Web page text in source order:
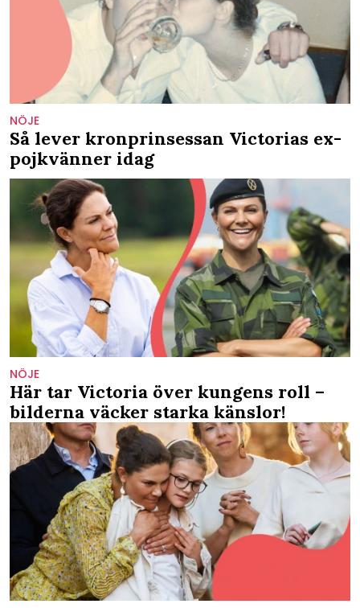
NÖJE
Så lever kronprinsessan Victorias ex-
pojkvänner idag
NÖJE
Här tar Victoria över kungens roll –
bilderna väcker starka känslor!